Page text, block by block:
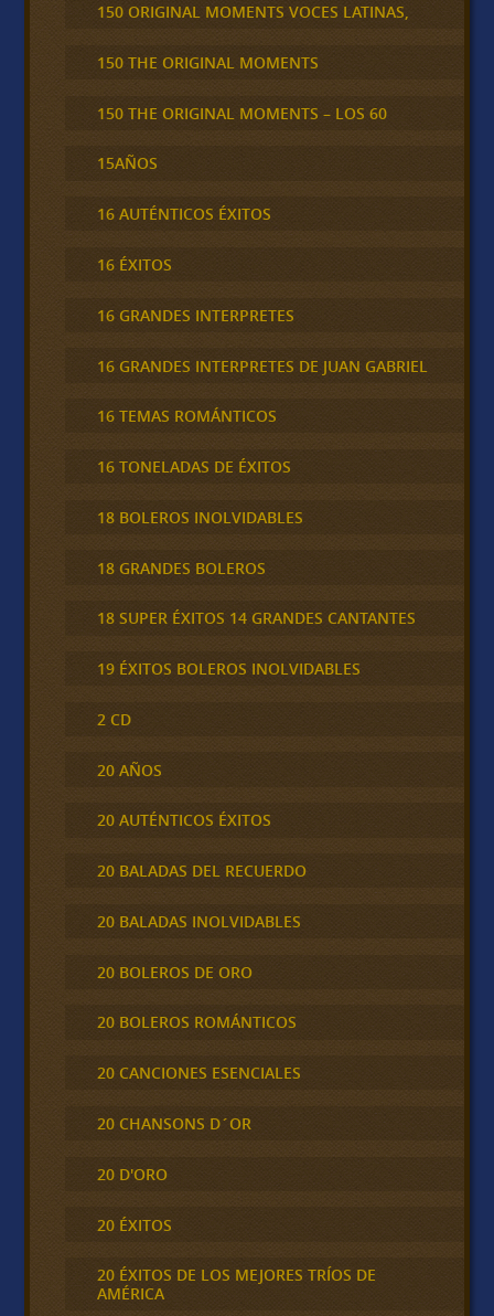
150 ORIGINAL MOMENTS VOCES LATINAS,
150 THE ORIGINAL MOMENTS
150 THE ORIGINAL MOMENTS – LOS 60
15AÑOS
16 AUTÉNTICOS ÉXITOS
16 ÉXITOS
16 GRANDES INTERPRETES
16 GRANDES INTERPRETES DE JUAN GABRIEL
16 TEMAS ROMÁNTICOS
16 TONELADAS DE ÉXITOS
18 BOLEROS INOLVIDABLES
18 GRANDES BOLEROS
18 SUPER ÉXITOS 14 GRANDES CANTANTES
19 ÉXITOS BOLEROS INOLVIDABLES
2 CD
20 AÑOS
20 AUTÉNTICOS ÉXITOS
20 BALADAS DEL RECUERDO
20 BALADAS INOLVIDABLES
20 BOLEROS DE ORO
20 BOLEROS ROMÁNTICOS
20 CANCIONES ESENCIALES
20 CHANSONS D´OR
20 D'ORO
20 ÉXITOS
20 ÉXITOS DE LOS MEJORES TRÍOS DE
AMÉRICA